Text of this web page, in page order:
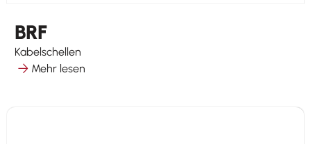
BRF
Kabelschellen
Mehr lesen